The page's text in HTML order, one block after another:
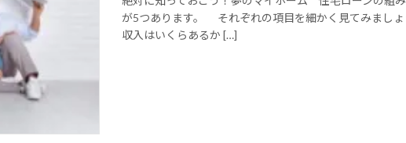
が5つあります。 それぞれの項目を細かく見てみまし
収入はいくらあるか […]